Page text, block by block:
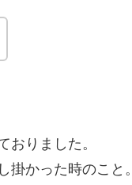
おりました。
掛かった時のこと。